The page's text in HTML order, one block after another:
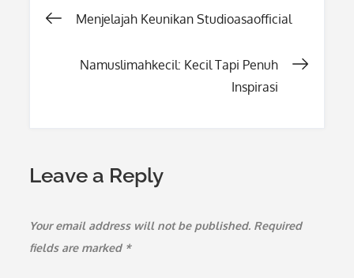
Post
navigation
Menjelajah Keunikan Studioasaofficial
Namuslimahkecil: Kecil Tapi Penuh
Inspirasi
Leave a Reply
Your email address will not be published. Required
fields are marked *